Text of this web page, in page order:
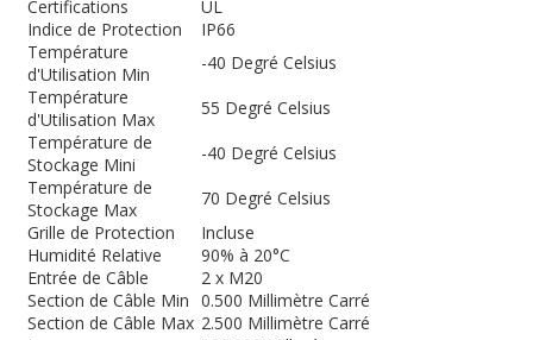
Certifications
UL
Indice de Protection
IP66
Température
d'Utilisation Min
-40 Degré Celsius
Température
d'Utilisation Max
55 Degré Celsius
Température de
Stockage Mini
-40 Degré Celsius
Température de
Stockage Max
70 Degré Celsius
Grille de Protection
Incluse
Humidité Relative
90% à 20°C
Entrée de Câble
2 x M20
Section de Câble Min 0.500 Millimètre Carré
Section de Câble Max 2.500 Millimètre Carré